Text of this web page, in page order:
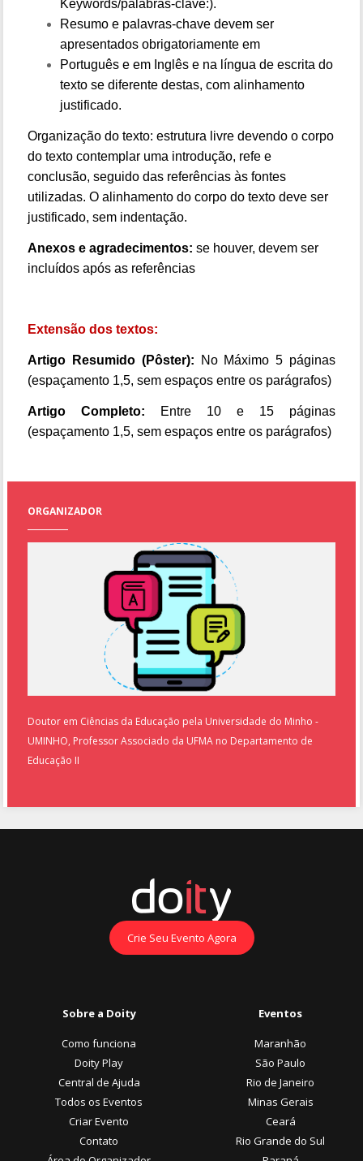
Keywords/palabras-clave:).
Resumo e palavras-chave devem ser
apresentados obrigatoriamente em
Português e em Inglês e na língua de escrita do
texto se diferente destas, com alinhamento
justificado.
Organização do texto: estrutura livre devendo o corpo
do texto contemplar uma introdução, refe e
conclusão, seguido das referências às fontes
utilizadas. O alinhamento do corpo do texto deve ser
justificado, sem indentação.
Anexos e agradecimentos: se houver, devem ser
incluídos após as referências
Extensão dos textos:
Artigo Resumido (Pôster): No Máximo 5 páginas
(espaçamento 1,5, sem espaços entre os parágrafos)
Artigo Completo: Entre 10 e 15 páginas
(espaçamento 1,5, sem espaços entre os parágrafos)
ORGANIZADOR
Doutor em Ciências da Educação pela Universidade do Minho -
UMINHO, Professor Associado da UFMA no Departamento de
Educação II
Crie Seu Evento Agora
Sobre a Doity
Como funciona
Doity Play
Central de Ajuda
Todos os Eventos
Criar Evento
Contato
Eventos
Maranhão
São Paulo
Rio de Janeiro
Minas Gerais
Ceará
Rio Grande do Sul